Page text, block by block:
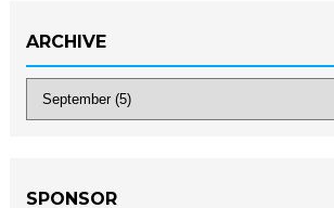
ARCHIVE
SPONSOR